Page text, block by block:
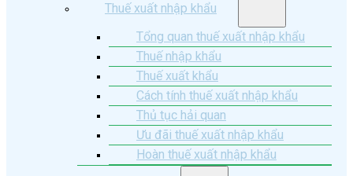
Thuế xuất nhập khẩu
Tổng quan thuế xuất nhập khẩu
Thuế nhập khẩu
Thuế xuất khẩu
Cách tính thuế xuất nhập khẩu
Thủ tục hải quan
Ưu đãi thuế xuất nhập khẩu
Hoàn thuế xuất nhập khẩu